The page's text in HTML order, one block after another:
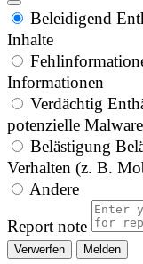
Beleidigend
Inhalte
Informationen
Verdächtig
potenzielle Malware
Belästigung
Verhalten (z. B.
Andere
Report note
Melden